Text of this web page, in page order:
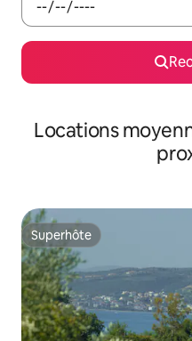
Locations
Superhôte
Superhôte